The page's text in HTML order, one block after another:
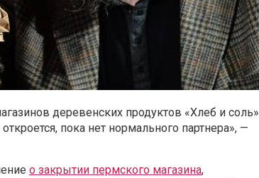
деревенских продуктов «Хлеб и соль»
пока нет нормального партнера», —
о закрытии пермского магазина,